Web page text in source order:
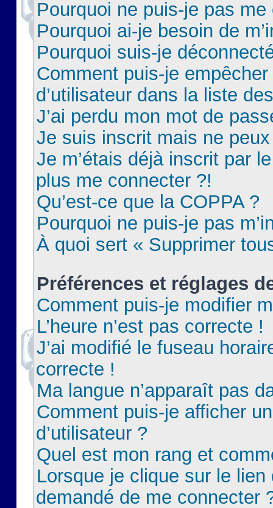
Pourquoi ne puis-je pas
Pourquoi ai-je besoin de
Pourquoi suis-je
Comment puis-je
d’utilisateur dans la liste
J’ai perdu mon mot de
Je suis inscrit mais ne
Je m’étais déjà inscrit par
plus me connecter ?!
Qu’est-ce que la COPPA ?
Pourquoi ne puis-je pas
À quoi sert « Supprimer
Préférences et réglages
Comment puis-je modifier
L’heure n’est pas correcte !
J’ai modifié le fuseau
correcte !
Ma langue n’apparaît pas
Comment puis-je afficher
d’utilisateur ?
Quel est mon rang et
Lorsque je clique sur le lien
demandé de me connecter